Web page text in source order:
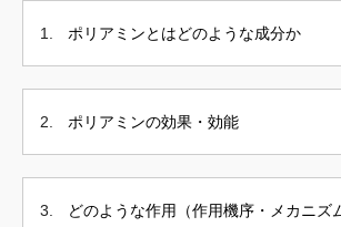
ポリアミンとはどのような成分か
ポリアミンの効果・効能
どのような作用（作用機序・メカニズ